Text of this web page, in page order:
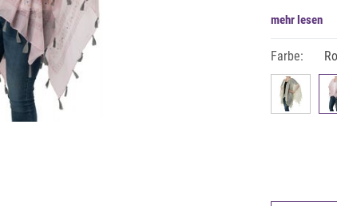
mehr lesen
Farbe: